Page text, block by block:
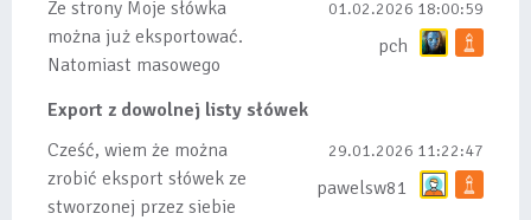
Ze strony Moje słówka
można już eksportować.
Natomiast masowego
bo wiąże się...
01.02.2026 18:00:59
pch
Export z dowolnej listy słówek
Cześć, wiem że można
zrobić eksport słówek ze
stworzonej przez siebie
29.01.2026 11:22:47
pawelsw81